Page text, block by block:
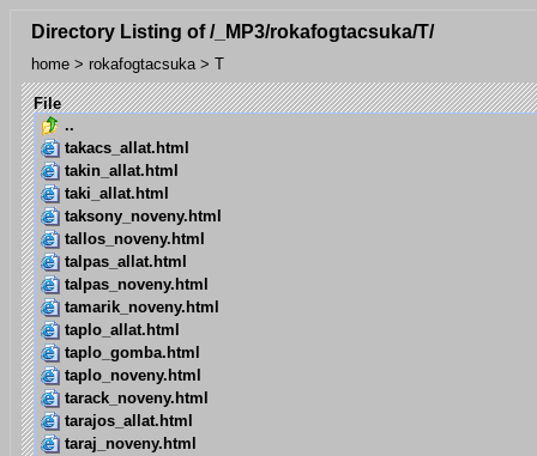
Directory Listing of /_MP3/rokafogtacsuka/T/
home > rokafogtacsuka> T
File
..
takacs_allat.html
takin_allat.html
taki_allat.html
taksony_noveny.html
tallos_noveny.html
talpas_allat.html
talpas_noveny.html
tamarik_noveny.html
taplo_allat.html
taplo_gomba.html
taplo_noveny.html
tarack_noveny.html
tarajos_allat.html
taraj_noveny.html